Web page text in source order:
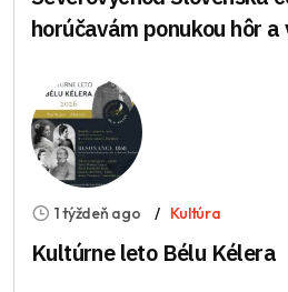
horúčavám ponukou hôr a
1 týždeň ago Kultúra
Kultúrne leto Bélu Kélera